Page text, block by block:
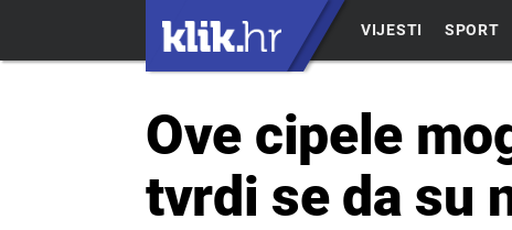
VIJESTI SPORT
Ove cipele
tvrdi se da su